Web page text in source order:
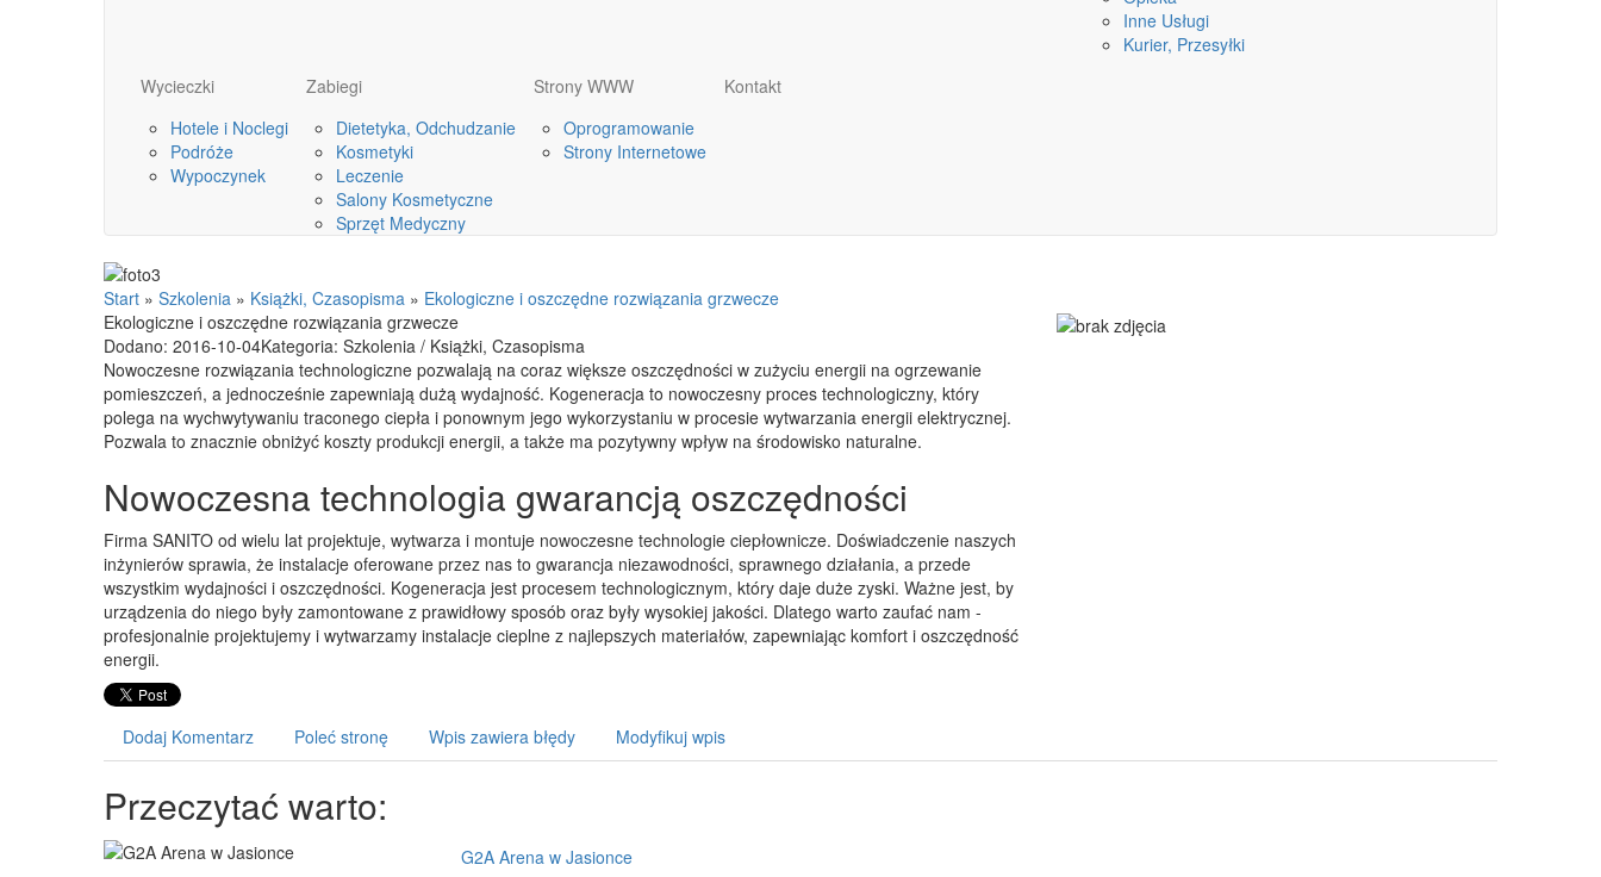
Inne Usługi
Kurier, Przesyłki
Wycieczki
Hotele i Noclegi
Podróże
Wypoczynek
Zabiegi
Dietetyka, Odchudzanie
Kosmetyki
Leczenie
Salony Kosmetyczne
Sprzęt Medyczny
Strony WWW
Oprogramowanie
Strony Internetowe
Kontakt
Start » Szkolenia » Książki, Czasopisma » Ekologiczne i oszczędne rozwiązania grzwecze
Ekologiczne i oszczędne rozwiązania grzwecze
Dodano: 2016-10-04Kategoria: Szkolenia / Książki, Czasopisma
Nowoczesne rozwiązania technologiczne pozwalają na coraz większe oszczędności w zużyciu energii na ogrzewanie
pomieszczeń, a jednocześnie zapewniają dużą wydajność. Kogeneracja to nowoczesny proces technologiczny, który
polega na wychwytywaniu traconego ciepła i ponownym jego wykorzystaniu w procesie wytwarzania energii elektrycznej.
Pozwala to znacznie obniżyć koszty produkcji energii, a także ma pozytywny wpływ na środowisko naturalne.
Nowoczesna technologia gwarancją oszczędności
Firma SANITO od wielu lat projektuje, wytwarza i montuje nowoczesne technologie ciepłownicze. Doświadczenie naszych
inżynierów sprawia, że instalacje oferowane przez nas to gwarancja niezawodności, sprawnego działania, a przede
wszystkim wydajności i oszczędności. Kogeneracja jest procesem technologicznym, który daje duże zyski. Ważne jest, by
urządzenia do niego były zamontowane z prawidłowy sposób oraz były wysokiej jakości. Dlatego warto zaufać nam -
profesjonalnie projektujemy i wytwarzamy instalacje cieplne z najlepszych materiałów, zapewniając komfort i oszczędność
energii.
Dodaj Komentarz Poleć stronę Wpis zawiera błędy Modyfikuj wpis
Przeczytać warto:
G2A Arena w Jasionce